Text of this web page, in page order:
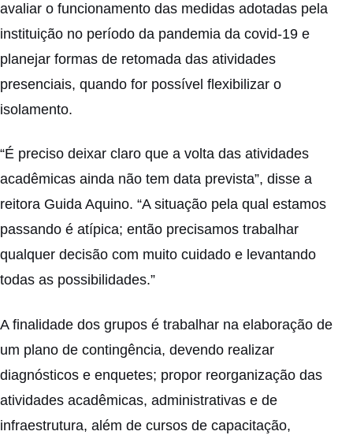
avaliar o funcionamento das medidas adotadas pela
instituição no período da pandemia da covid-19 e
planejar formas de retomada das atividades
presenciais, quando for possível flexibilizar o
isolamento.
“É preciso deixar claro que a volta das atividades
acadêmicas ainda não tem data prevista”, disse a
reitora Guida Aquino. “A situação pela qual estamos
passando é atípica; então precisamos trabalhar
qualquer decisão com muito cuidado e levantando
todas as possibilidades.”
A finalidade dos grupos é trabalhar na elaboração de
um plano de contingência, devendo realizar
diagnósticos e enquetes; propor reorganização das
atividades acadêmicas, administrativas e de
infraestrutura, além de cursos de capacitação,